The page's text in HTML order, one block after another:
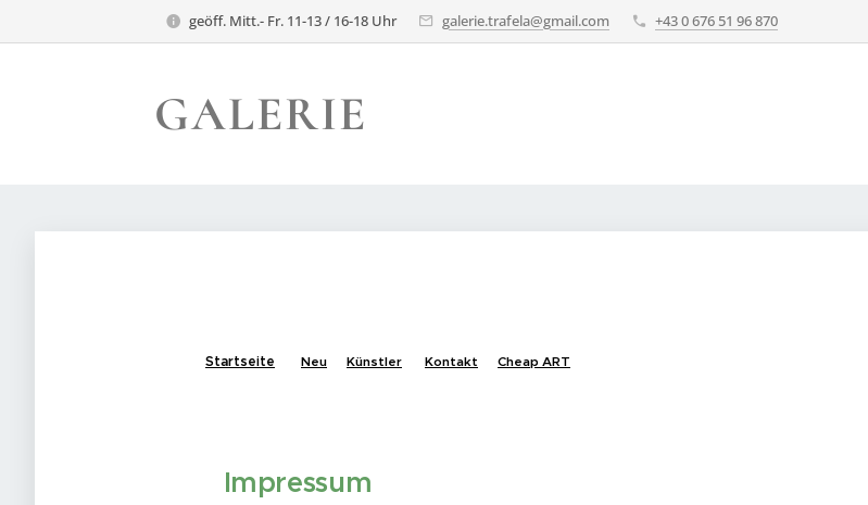
geöff. Mitt.- Fr. 11-13 / 16-18 Uhr galerie.trafela@gmail.com +43 0 676 51 96 870
GALERIE
Startseite Neu Künstler Kontakt Cheap ART
Impressum